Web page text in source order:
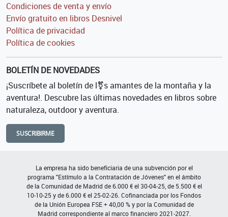
Condiciones de venta y envío
Envío gratuito en libros Desnivel
Política de privacidad
Política de cookies
BOLETÍN DE NOVEDADES
¡Suscríbete al boletín de l⚧s amantes de la montaña y la
aventura!. Descubre las últimas novedades en libros sobre
naturaleza, outdoor y aventura.
SUSCRIBIRME
La empresa ha sido beneficiaria de una subvención por el
programa "Estímulo a la Contratación de Jóvenes" en el ámbito
de la Comunidad de Madrid de 6.000 € el 30-04-25, de 5.500 € el
10-10-25 y de 6.000 € el 25-02-26. Cofinanciada por los Fondos
de la Unión Europea FSE + 40,00 % y por la Comunidad de
Madrid correspondiente al marco financiero 2021-2027.